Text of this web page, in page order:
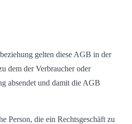
gelten diese AGB in der
dem der Verbraucher oder
absendet und damit die AGB
Person, die ein Rechtsgeschäft zu